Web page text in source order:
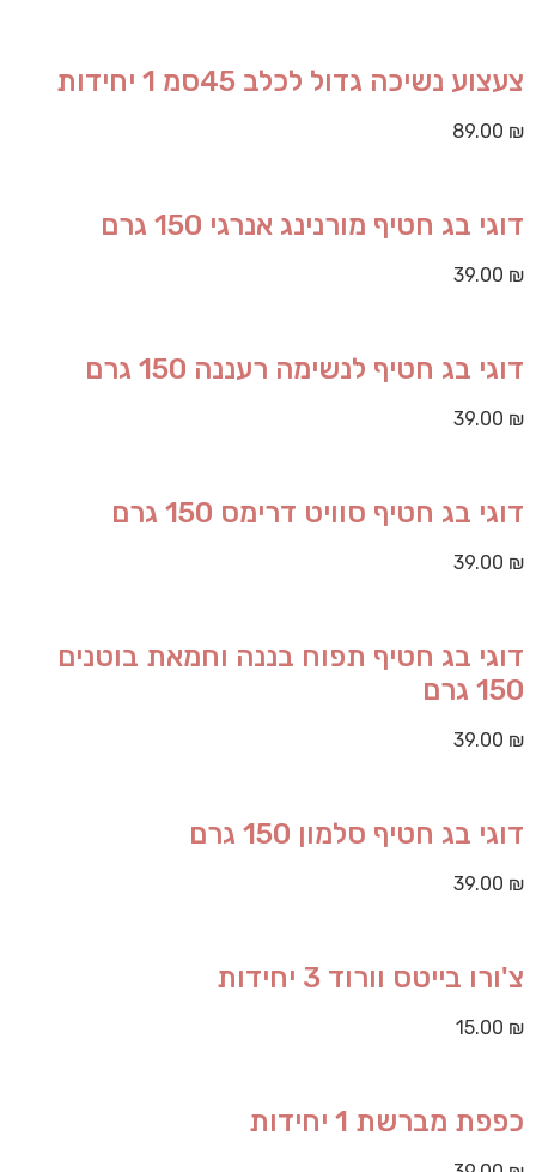
צעצוע נשיכה גדול לכלב 45סמ 1 יחידות
89.00 ₪
דוגי בג חטיף מורנינג אנרגי 150 גרם
39.00 ₪
דוגי בג חטיף לנשימה רעננה 150 גרם
39.00 ₪
דוגי בג חטיף סוויט דרימס 150 גרם
39.00 ₪
דוגי בג חטיף תפוח בננה וחמאת בוטנים
150 גרם
39.00 ₪
דוגי בג חטיף סלמון 150 גרם
39.00 ₪
צ'ורו בייטס וורוד 3 יחידות
15.00 ₪
כפפת מברשת 1 יחידות